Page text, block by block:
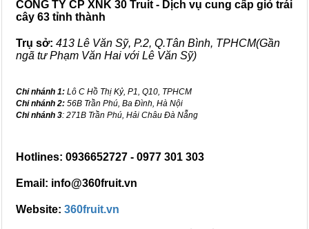
CÔNG TY CP XNK 30 Truit - Dịch vụ cung cấp giỏ trái
cây 63 tỉnh thành
Trụ sở: 413 Lê Văn Sỹ, P.2, Q.Tân Bình, TPHCM(Gần
ngã tư Phạm Văn Hai với Lê Văn Sỹ)
Chi nhánh 1: Lô C Hồ Thị Kỷ, P1, Q10, TPHCM
Chi nhánh 2: 56B Trần Phú, Ba Đình, Hà Nội
Chi nhánh 3: 271B Trần Phú, Hải Châu Đà Nẵng
Hotlines: 0936652727 - 0977 301 303
Email: info@360fruit.vn
Website: 360fruit.vn